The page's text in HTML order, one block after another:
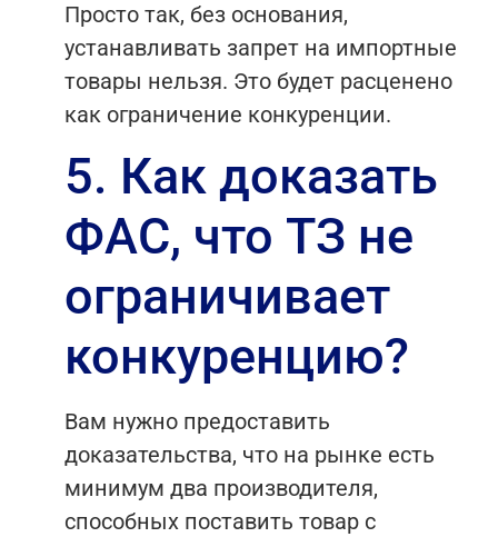
Просто так, без основания,
устанавливать запрет на импортные
товары нельзя. Это будет расценено
как ограничение конкуренции.
5. Как доказать
ФАС, что ТЗ не
ограничивает
конкуренцию?
Вам нужно предоставить
доказательства, что на рынке есть
минимум два производителя,
способных поставить товар с